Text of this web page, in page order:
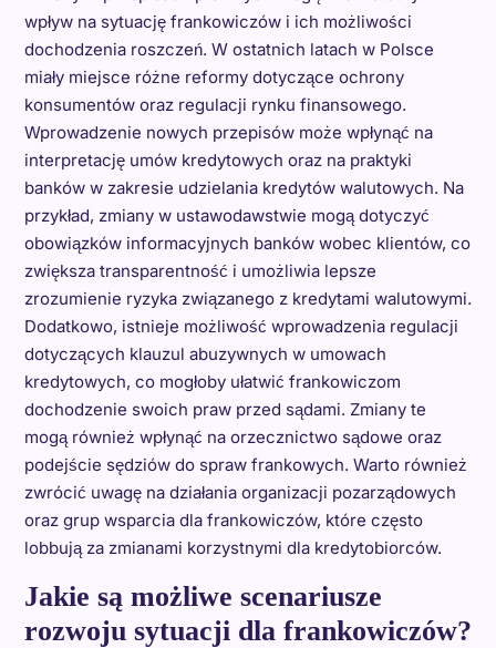
wpływ na sytuację frankowiczów i ich możliwości
dochodzenia roszczeń. W ostatnich latach w Polsce
miały miejsce różne reformy dotyczące ochrony
konsumentów oraz regulacji rynku finansowego.
Wprowadzenie nowych przepisów może wpłynąć na
interpretację umów kredytowych oraz na praktyki
banków w zakresie udzielania kredytów walutowych. Na
przykład, zmiany w ustawodawstwie mogą dotyczyć
obowiązków informacyjnych banków wobec klientów, co
zwiększa transparentność i umożliwia lepsze
zrozumienie ryzyka związanego z kredytami walutowymi.
Dodatkowo, istnieje możliwość wprowadzenia regulacji
dotyczących klauzul abuzywnych w umowach
kredytowych, co mogłoby ułatwić frankowiczom
dochodzenie swoich praw przed sądami. Zmiany te
mogą również wpłynąć na orzecznictwo sądowe oraz
podejście sędziów do spraw frankowych. Warto również
zwrócić uwagę na działania organizacji pozarządowych
oraz grup wsparcia dla frankowiczów, które często
lobbują za zmianami korzystnymi dla kredytobiorców.
Jakie są możliwe scenariusze
rozwoju sytuacji dla frankowiczów?